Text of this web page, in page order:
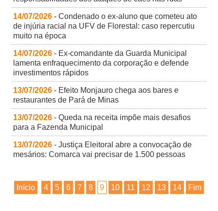
14/07/2026 - Condenado o ex-aluno que cometeu ato
de injúria racial na UFV de Florestal: caso repercutiu
muito na época
14/07/2026 - Ex-comandante da Guarda Municipal
lamenta enfraquecimento da corporação e defende
investimentos rápidos
13/07/2026 - Efeito Monjauro chega aos bares e
restaurantes de Pará de Minas
13/07/2026 - Queda na receita impõe mais desafios
para a Fazenda Municipal
13/07/2026 - Justiça Eleitoral abre a convocação de
mesários: Comarca vai precisar de 1.500 pessoas
Início 4 5 6 7 8 9 10 11 12 13 14 Fim